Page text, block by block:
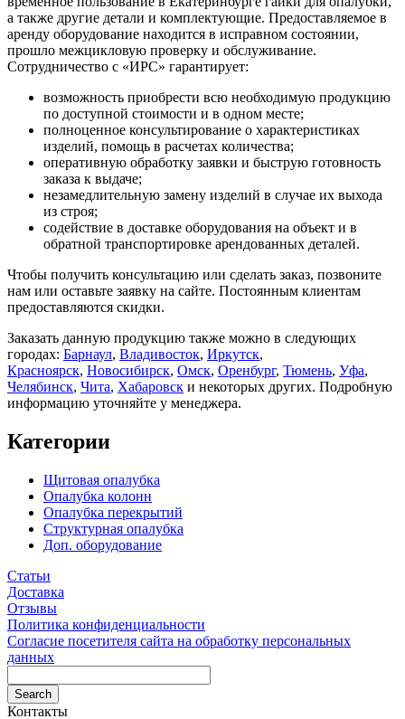
а также другие детали и комплектующие. Предоставляемое в
аренду оборудование находится в исправном состоянии,
прошло межцикловую проверку и обслуживание.
Сотрудничество с «ИРС» гарантирует:
возможность приобрести всю необходимую продукцию
по доступной стоимости и в одном месте;
полноценное консультирование о характеристиках
изделий, помощь в расчетах количества;
оперативную обработку заявки и быструю готовность
заказа к выдаче;
незамедлительную замену изделий в случае их выхода
из строя;
содействие в доставке оборудования на объект и в
обратной транспортировке арендованных деталей.
Чтобы получить консультацию или сделать заказ, позвоните
нам или оставьте заявку на сайте. Постоянным клиентам
предоставляются скидки.
Заказать данную продукцию также можно в следующих
городах: Барнаул, Владивосток, Иркутск,
Красноярск, Новосибирск, Омск, Оренбург, Тюмень, Уфа,
Челябинск, Чита, Хабаровск и некоторых других. Подробную
информацию уточняйте у менеджера.
Категории
Щитовая опалубка
Опалубка колонн
Опалубка перекрытий
Структурная опалубка
Доп. оборудование
Статьи
Доставка
Отзывы
Политика конфиденциальности
Согласие посетителя сайта на обработку персональных
данных
Контакты